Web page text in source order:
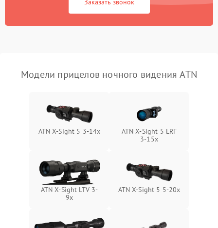
от короткого замыкания
Повреждение системы
перенапряжения
защиты от замыкания
Неисправность системы
1000 ₽ Подробнее →
Поломка системы защиты
от перенапряжения
1000 ₽ Подробнее →
Поломка системы защиты
Заказать звонок
Модели прицелов ночного видения ATN
ATN X-Sight 5 3-14x
ATN X-Sight 5 LRF
3-15x
ATN X-Sight LTV 3-
9x
ATN X-Sight 5 5-20x